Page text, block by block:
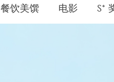
餐饮美馔 电影 S⁺